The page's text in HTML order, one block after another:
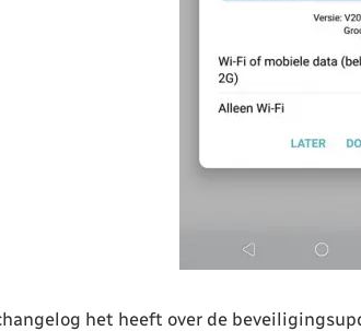
het heeft over de